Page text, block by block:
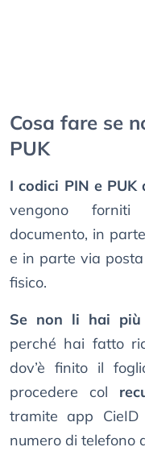
Cosa fare se
PUK
I codici PIN e
vengono
documento, in
e in parte via
fisico.
Se non li hai
perché hai fatto
dov’è finito il
procedere col
tramite app
numero di telefono